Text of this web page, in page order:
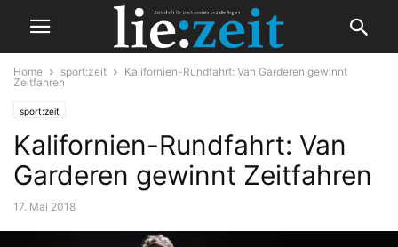
Home sport:zeit
Kalifornien-Rundfahrt: Van Garderen gewinnt
Zeitfahren
sport:zeit
Kalifornien-Rundfahrt: Van
Garderen gewinnt Zeitfahren
17. Mai 2018